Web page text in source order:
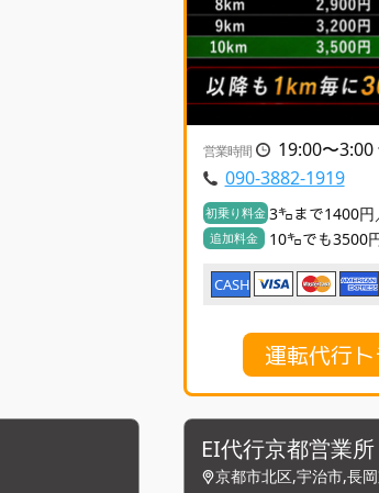
営業時間
19:00〜
090-3882-1919
初乗り料金 3㌔まで1400
追加料金 10㌔でも3500
CASH
運転代行
EI代行京都営業所
京都市北区,宇治市,長